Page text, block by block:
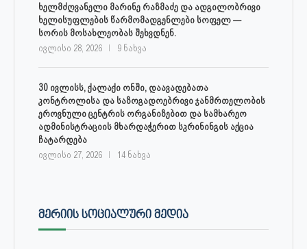
ხელმძღვანელი მარინე რაზმაძე და ადგილობრივი
ხელისუფლების წარმომადგენლები სოფელ —
სორის მოსახლეობას შეხვდნენ.
ივლისი 28, 2026 9 ნახვა
30 ივლისს, ქალაქი ონში, დაავადებათა
კონტროლისა და საზოგადოებრივი ჯანმრთელობის
ეროვნული ცენტრის ორგანიზებით და სამხარეო
ადმინისტრაციის მხარდაჭერით სკრინინგის აქცია
ჩატარდება
ივლისი 27, 2026 14 ნახვა
ᲛᲔᲠᲘᲘᲡ ᲡᲝᲪᲘᲐᲚᲣᲠᲘ ᲛᲔᲓᲘᲐ